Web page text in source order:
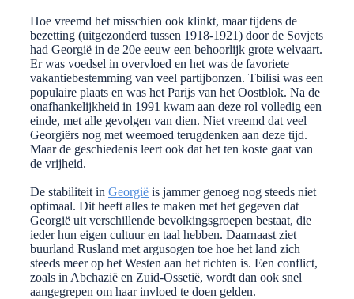
Hoe vreemd het misschien ook klinkt, maar tijdens de
bezetting (uitgezonderd tussen 1918-1921) door de Sovjets
had Georgië in de 20e eeuw een behoorlijk grote welvaart.
Er was voedsel in overvloed en het was de favoriete
vakantiebestemming van veel partijbonzen. Tbilisi was een
populaire plaats en was het Parijs van het Oostblok. Na de
onafhankelijkheid in 1991 kwam aan deze rol volledig een
einde, met alle gevolgen van dien. Niet vreemd dat veel
Georgiërs nog met weemoed terugdenken aan deze tijd.
Maar de geschiedenis leert ook dat het ten koste gaat van
de vrijheid.
De stabiliteit in Georgië is jammer genoeg nog steeds niet
optimaal. Dit heeft alles te maken met het gegeven dat
Georgië uit verschillende bevolkingsgroepen bestaat, die
ieder hun eigen cultuur en taal hebben. Daarnaast ziet
buurland Rusland met argusogen toe hoe het land zich
steeds meer op het Westen aan het richten is. Een conflict,
zoals in Abchazië en Zuid-Ossetië, wordt dan ook snel
aangegrepen om haar invloed te doen gelden.